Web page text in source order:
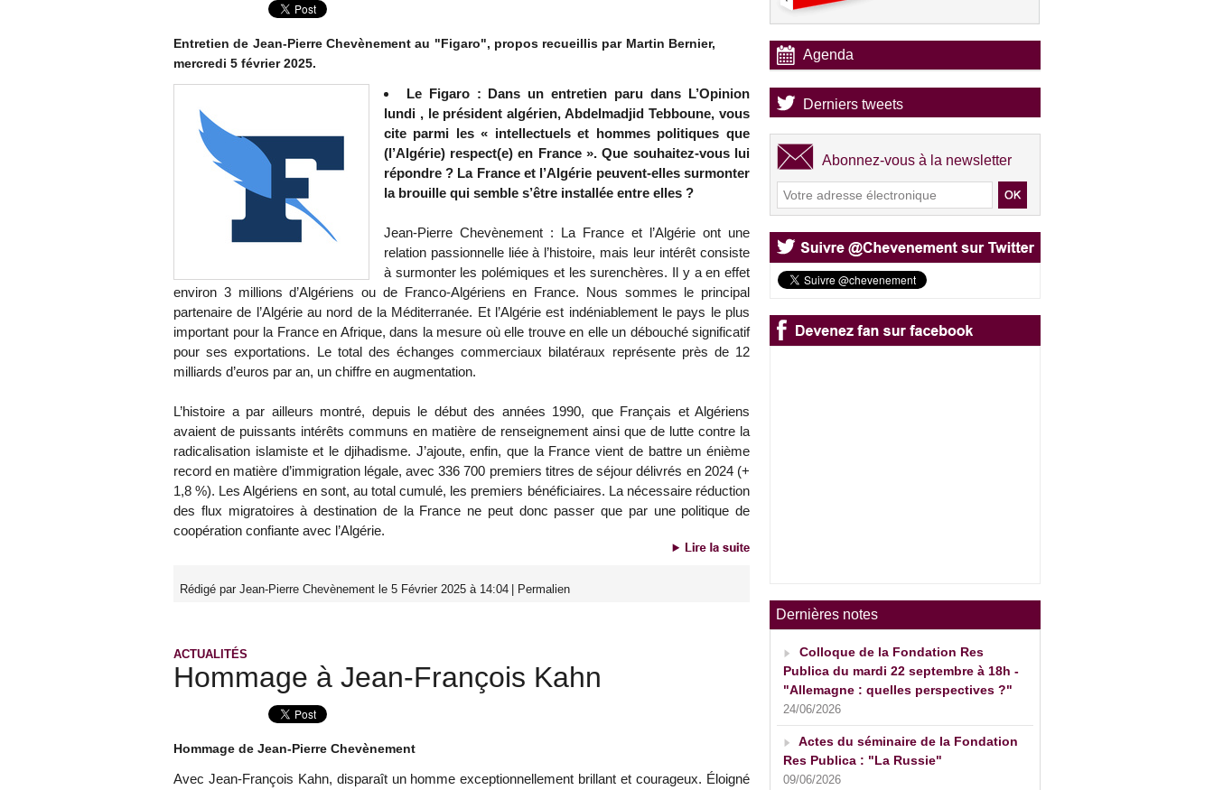
Entretien de Jean-Pierre Chevènement au "Figaro", propos recueillis par Martin Bernier,
mercredi 5 février 2025.
Le Figaro : Dans un entretien paru dans L’Opinion
lundi , le président algérien, Abdelmadjid Tebboune, vous
cite parmi les « intellectuels et hommes politiques que
(l’Algérie) respect(e) en France ». Que souhaitez-vous lui
répondre ? La France et l’Algérie peuvent-elles surmonter
la brouille qui semble s’être installée entre elles ?
Jean-Pierre Chevènement : La France et l’Algérie ont une
relation passionnelle liée à l’histoire, mais leur intérêt consiste
à surmonter les polémiques et les surenchères. Il y a en effet
environ 3 millions d’Algériens ou de Franco-Algériens en France. Nous sommes le principal
partenaire de l’Algérie au nord de la Méditerranée. Et l’Algérie est indéniablement le pays le plus
important pour la France en Afrique, dans la mesure où elle trouve en elle un débouché significatif
pour ses exportations. Le total des échanges commerciaux bilatéraux représente près de 12
milliards d’euros par an, un chiffre en augmentation.
L’histoire a par ailleurs montré, depuis le début des années 1990, que Français et Algériens
avaient de puissants intérêts communs en matière de renseignement ainsi que de lutte contre la
radicalisation islamiste et le djihadisme. J’ajoute, enfin, que la France vient de battre un énième
record en matière d’immigration légale, avec 336 700 premiers titres de séjour délivrés en 2024 (+
1,8 %). Les Algériens en sont, au total cumulé, les premiers bénéficiaires. La nécessaire réduction
des flux migratoires à destination de la France ne peut donc passer que par une politique de
coopération confiante avec l’Algérie.
Rédigé par Jean-Pierre Chevènement le 5 Février 2025 à 14:04 Permalien
ACTUALITÉS
Hommage à Jean-François Kahn
Hommage de Jean-Pierre Chevènement
Avec Jean-François Kahn, disparaît un homme exceptionnellement brillant et courageux. Éloigné
Agenda
Derniers tweets
Abonnez-vous à la newsletter
Dernières notes
Colloque de la Fondation Res
Publica du mardi 22 septembre à 18h -
"Allemagne : quelles perspectives ?"
24/06/2026
Actes du séminaire de la Fondation
Res Publica : "La Russie"
09/06/2026